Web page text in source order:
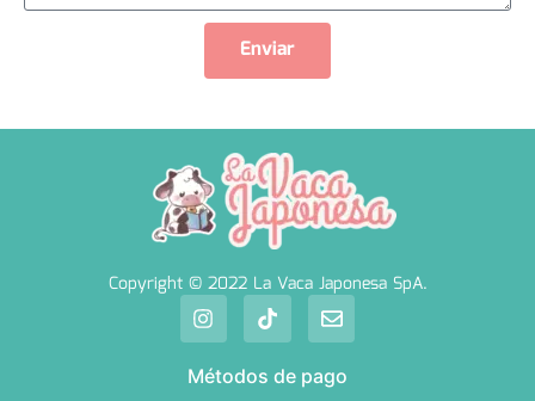
Enviar
Copyright © 2022 La Vaca Japonesa SpA.
Métodos de pago